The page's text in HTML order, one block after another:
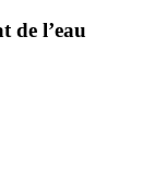
de l’eau